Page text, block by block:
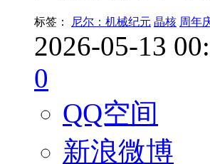
标签： 尼尔：机械纪元 晶核 周年
2026-05-13
0
QQ空间
新浪微博